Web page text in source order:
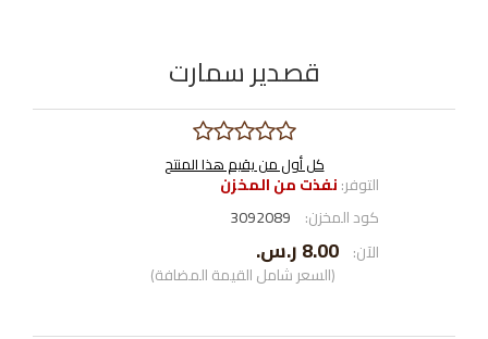
قصدير سمارت
كل أول من يقيم هذا المنتج
التوفر:نفذت من المخزن
كود المخزن: 3092089
الآن: 8.00 ر.س.‏
(السعر شامل القيمة المضافة)